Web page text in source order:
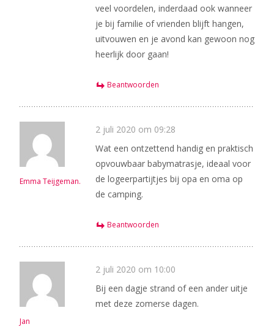
veel voordelen, inderdaad ook wanneer
je bij familie of vrienden blijft hangen,
uitvouwen en je avond kan gewoon nog
heerlijk door gaan!
Beantwoorden
Emma Teijgeman.
2 juli 2020 om 09:28
Wat een ontzettend handig en praktisch
opvouwbaar babymatrasje, ideaal voor
de logeerpartijtjes bij opa en oma op
de camping.
Beantwoorden
Jan
2 juli 2020 om 10:00
Bij een dagje strand of een ander uitje
met deze zomerse dagen.